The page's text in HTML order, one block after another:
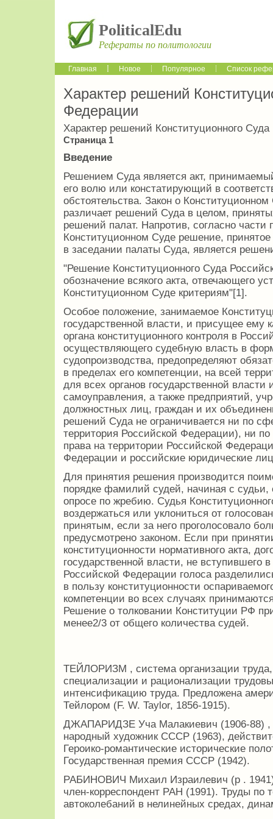
PoliticalEdu
Рефераты по политологии
Главная Новое Популярное Список
Характер решений
Федерации
Характер решений Конституционного
Страница 1
Введение
Решением Суда является акт,
его волю или констатирующий в
обстоятельства. Закон о
различает решений Суда в целом,
решений палат. Напротив, согласно части
Конституционном Суде решение,
в заседании палаты Суда, является
"Решение Конституционного Суда
обозначение всякого акта, отвеча­ющего
Конституционном Суде кри­териям"[1].
Особое положение, занимаемое
государственной власти, и присущее ему
органа конституционного контро­ля в
осуществляющего судебную власть в
судопроизводства, предоп­ределяют
в пределах его компетенции, на всей
для всех органов государственной власти
самоуправления, а также предприятий,
должностных лиц, граждан и их
решений Суда не ограничивается ни по
территория Российской Федера­ции), ни по
права на территории Российской
Феде­рации и российские юридические
Для принятия решения производится
порядке фамилий судей, начиная с судьи,
опросе по жребию. Судья
воздержаться или уклониться от
принятым, если за него проголосовало
предусмотрено законом. Если при
конституционности нормативного акта,
государственной власти, не вступившего
Российской Федерации голоса
в пользу конституционности
компетенции во всех случаях
Решение о толковании Конституции РФ
менее2/3 от общего количества судей.
ТЕЙЛОРИЗМ , система организации труда,
специализации и рационализации
интенсификацию труда. Предложена
Тейлором (F. W. Taylor, 1856-1915).
ДЖАПАРИДЗЕ Уча Малакиевич (1906-88) ,
народный художник СССР (1963),
Героико-романтические исторические
Государственная премия СССР (1942).
РАБИНОВИЧ Михаил Израилевич (р .
член-корреспондент РАН (1991). Труды по
автоколебаний в нелинейных средах,